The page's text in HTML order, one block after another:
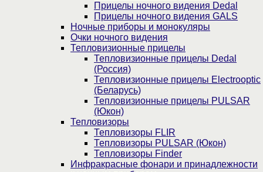
Прицелы ночного видения Dedal
Прицелы ночного видения GALS
Ночные приборы и монокуляры
Очки ночного видения
Тепловизионные прицелы
Тепловизионные прицелы Dedal
(Россия)
Тепловизионные прицелы Electrooptic
(Беларусь)
Тепловизионные прицелы PULSAR
(Юкон)
Тепловизоры
Тепловизоры FLIR
Тепловизоры PULSAR (Юкон)
Тепловизоры Finder
Инфракрасные фонари и принадлежности